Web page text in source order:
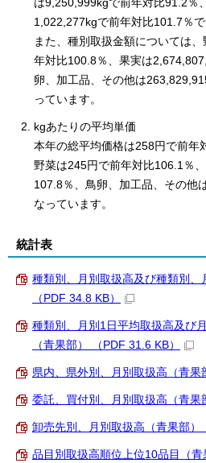
は9,250,999kgで前年対比91.2％
1,022,277kgで前年対比101.7％で
また、種別取扱金額については
年対比100.8％、果実は
卵、加工品、その他は
っています。
kgあたりの平均単価
本年の総平均価格は258円で前年
野菜は245円で前年対比106.1％
107.8％、鳥卵、加工品、その他
なっています。
統計表
種類別、月別取扱高及び種類別、
（PDF 34.8 KB）
種類別、月別1日平均取扱高及び
（青果部） （PDF 31.6 KB）
県内、県外別、月別取扱高（青果
委託、買付別、月別取扱高（青果
卸売先別、月別取扱高（青果部）
品目別取扱高順位上位10品目（青